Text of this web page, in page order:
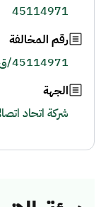
45114971
رقم المخالفة
45114971/ق/1445هـ
الجهة
شركة اتحاد